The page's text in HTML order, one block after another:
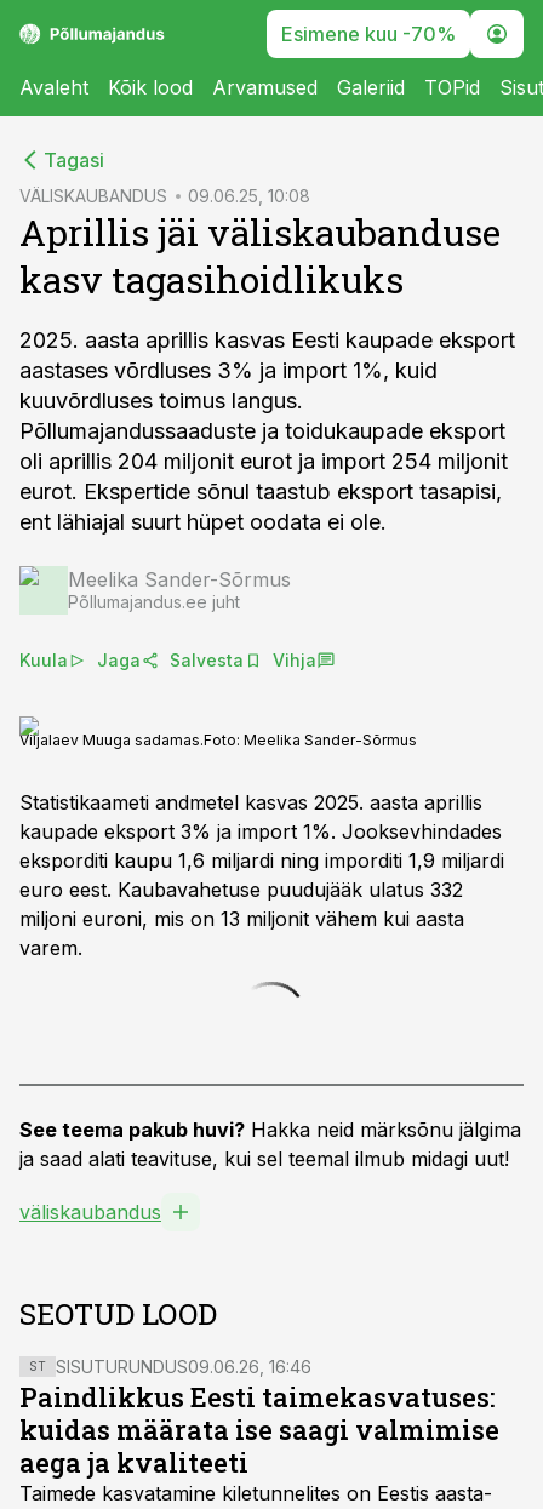
Esimene kuu -70%
Avaleht Kõik lood Arvamused Galeriid TOPid
Tagasi
VÄLISKAUBANDUS 09.06.25, 10:08
Aprillis jäi väliskaubanduse
kasv tagasihoidlikuks
2025. aasta aprillis kasvas Eesti kaupade eksport
aastases võrdluses 3% ja import 1%, kuid
kuuvõrdluses toimus langus.
Põllumajandussaaduste ja toidukaupade eksport
oli aprillis 204 miljonit eurot ja import 254 miljonit
eurot. Ekspertide sõnul taastub eksport tasapisi,
ent lähiajal suurt hüpet oodata ei ole.
Meelika Sander-Sõrmus
Põllumajandus.ee juht
Kuula Jaga Salvesta Vihja
Viljalaev Muuga sadamas.Foto: Meelika Sander-Sõrmus
Statistikaameti andmetel kasvas 2025. aasta aprillis
kaupade eksport 3% ja import 1%. Jooksevhindades
eksporditi kaupu 1,6 miljardi ning imporditi 1,9 miljardi
euro eest. Kaubavahetuse puudujääk ulatus 332
miljoni euroni, mis on 13 miljonit vähem kui aasta
varem.
See teema pakub huvi? Hakka neid märksõnu jälgima
ja saad alati teavituse, kui sel teemal ilmub midagi uut!
väliskaubandus
SEOTUD LOOD
ST SISUTURUNDUS09.06.26, 16:46
Paindlikkus Eesti taimekasvatuses:
kuidas määrata ise saagi valmimise
aega ja kvaliteeti
Taimede kasvatamine kiletunnelites on Eestis aasta-